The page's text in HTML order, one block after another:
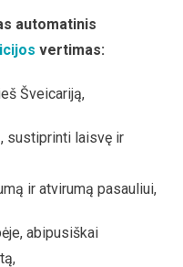
automatinis
vertimas:
Šveicariją,
sustiprinti laisvę ir
ir atvirumą pasauliui,
abipusiškai